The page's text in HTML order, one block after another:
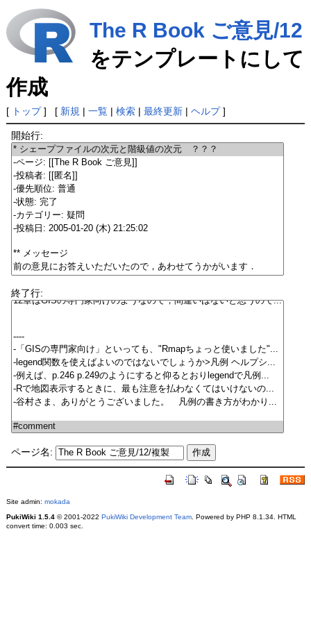
The R Book ご意見/12
をテンプレートにして
作成
[ トップ] [ 新規 | 一覧| 検索| 最終更新| ヘルプ]
開始行:
終了行:
ページ名:
Site admin: mokada
PukiWiki 1.5.4© 2001-2022 PukiWiki Development Team. Powered by PHP 8.1.34. HTML
convert time: 0.003 sec.